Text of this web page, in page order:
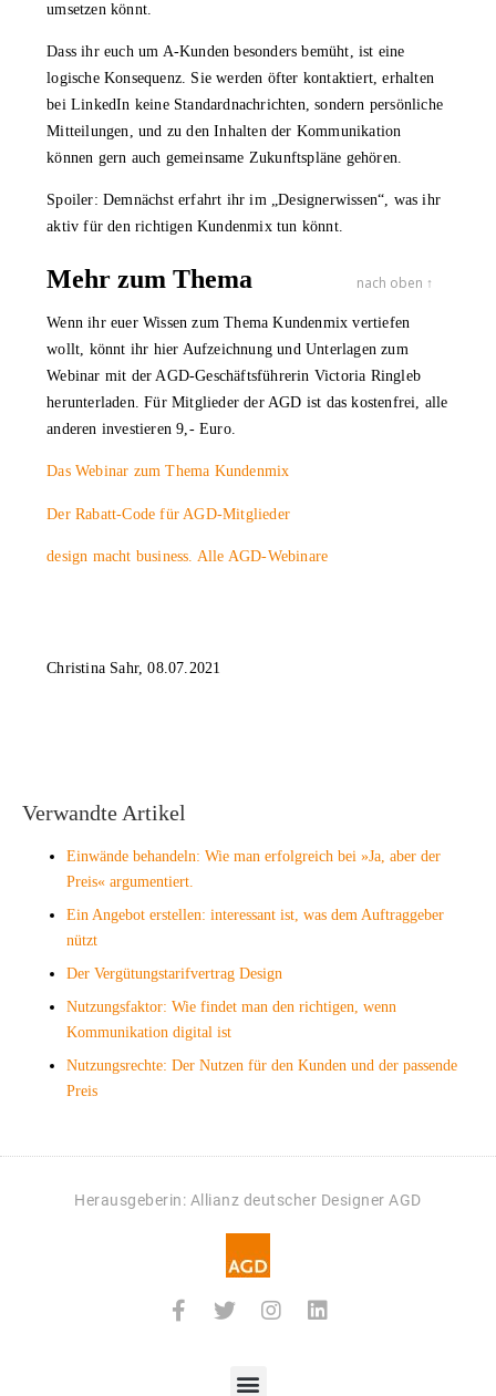
umsetzen könnt.
Dass ihr euch um A-Kunden besonders bemüht, ist eine
logische Konsequenz. Sie werden öfter kontaktiert, erhalten
bei LinkedIn keine Standardnachrichten, sondern persönliche
Mitteilungen, und zu den Inhalten der Kommunikation
können gern auch gemeinsame Zukunftspläne gehören.
Spoiler: Demnächst erfahrt ihr im „Designerwissen“, was ihr
aktiv für den richtigen Kundenmix tun könnt.
Mehr zum Thema nach oben ↑
Wenn ihr euer Wissen zum Thema Kundenmix vertiefen
wollt, könnt ihr hier Aufzeichnung und Unterlagen zum
Webinar mit der AGD-Geschäftsführerin Victoria Ringleb
herunterladen. Für Mitglieder der AGD ist das kostenfrei, alle
anderen investieren 9,- Euro.
Das Webinar zum Thema Kundenmix
Der Rabatt-Code für AGD-Mitglieder
design macht business. Alle AGD-Webinare
Christina Sahr, 08.07.2021
Verwandte Artikel
Einwände behandeln: Wie man erfolgreich bei »Ja, aber der
Preis« argumentiert.
Ein Angebot erstellen: interessant ist, was dem Auftraggeber
nützt
Der Vergütungstarifvertrag Design
Nutzungsfaktor: Wie findet man den richtigen, wenn
Kommunikation digital ist
Nutzungsrechte: Der Nutzen für den Kunden und der passende
Preis
Herausgeberin: Allianz deutscher Designer AGD